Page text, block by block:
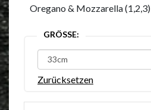
Oregano & Mozzarella (1,2,3)
GRÖSSE:
Zurücksetzen